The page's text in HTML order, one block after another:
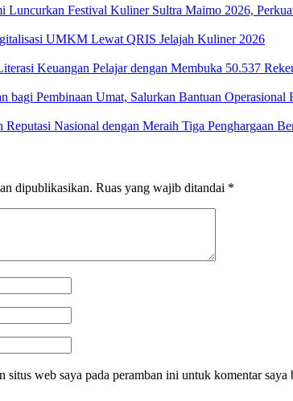
Luncurkan Festival Kuliner Sultra Maimo 2026,
UMKM Lewat QRIS Jelajah Kuliner 2026
Keuangan Pelajar dengan Membuka 50.537
bagi Pembinaan Umat, Salurkan Bantuan Operasional
Nasional dengan Meraih Tiga Penghargaan
dipublikasikan. Ruas yang wajib ditandai *
situs web saya pada peramban ini untuk komentar saya